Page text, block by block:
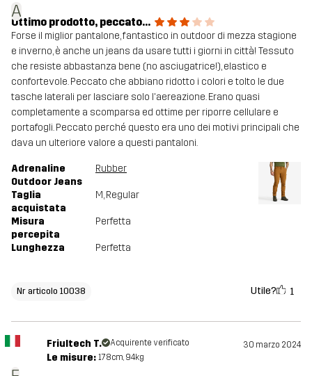
A
Ottimo prodotto, peccato...
Forse il miglior pantalone, fantastico in outdoor di mezza stagione
e inverno, è anche un jeans da usare tutti i giorni in città! Tessuto
che resiste abbastanza bene (no asciugatrice!), elastico e
confortevole. Peccato che abbiano ridotto i colori e tolto le due
tasche laterali per lasciare solo l'aereazione. Erano quasi
completamente a scomparsa ed ottime per riporre cellulare e
portafogli. Peccato perché questo era uno dei motivi principali che
dava un ulteriore valore a questi pantaloni.
Adrenaline
Outdoor Jeans
Rubber
Taglia
acquistata
M, Regular
Misura
percepita
Perfetta
Lunghezza Perfetta
Nr articolo 10038 Utile? 1
Friultech T. Acquirente verificato 30 marzo 2024
Le misure: 178cm, 94kg